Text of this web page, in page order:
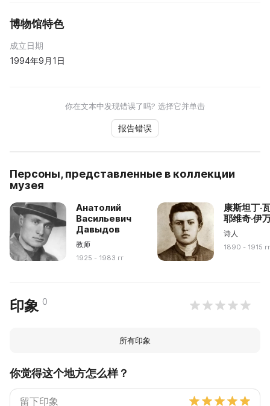
博物馆特色
成立日期
1994年9月1日
你在文本中发现错误了吗? 选择它并单击
报告错误
Персоны, представленные в коллекции
музея
Анатолий
Васильевич
Давыдов
教师
1925 - 1983 гг
康斯坦丁·
耶维奇·伊
诗人
1890 - 1915
印象 0
所有印象
你觉得这个地方怎么样？